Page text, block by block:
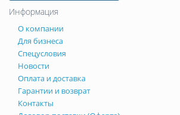
Информация
О компании
Для бизнеса
Спецусловия
Новости
Оплата и доставка
Гарантии и возврат
Контакты